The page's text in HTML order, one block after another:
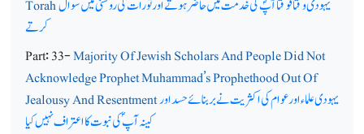
Torahیہودی وقتاً فوقتاً آپؐ کی خدمت میں حاضر ہوتے اور تورات کی روشنی میں سوال
کرتے
Part: 33-Majority Of Jewish Scholars And People Did Not
Acknowledge Prophet Muhammad’s Prophethood Out Of
Jealousy And Resentmentیہودی علماء اور عوام کی اکثریت نے بربنائے حسد اور
کینہ آپ ؐکی نبوت کا اعتراف نہیں کیا